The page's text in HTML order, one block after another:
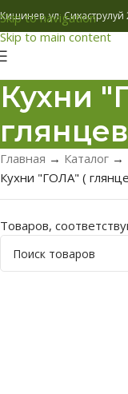
Skip to navigation
Skip to main content
Кишинев, ул. Сихаструлуй
Кухни
Главная → Каталог →
Кухни "ГОЛА" (
Товаров,